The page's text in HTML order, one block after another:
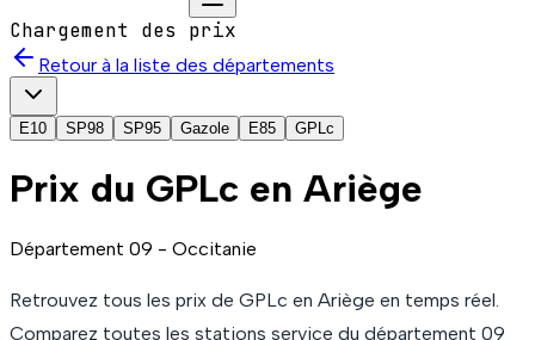
Chargement des prix
Retour à la liste des départements
E10 SP98 SP95 Gazole E85 GPLc
Prix du GPLc en Ariège
Département 09 - Occitanie
Retrouvez tous les prix de GPLc en Ariège en temps réel.
Comparez toutes les stations service du département 09